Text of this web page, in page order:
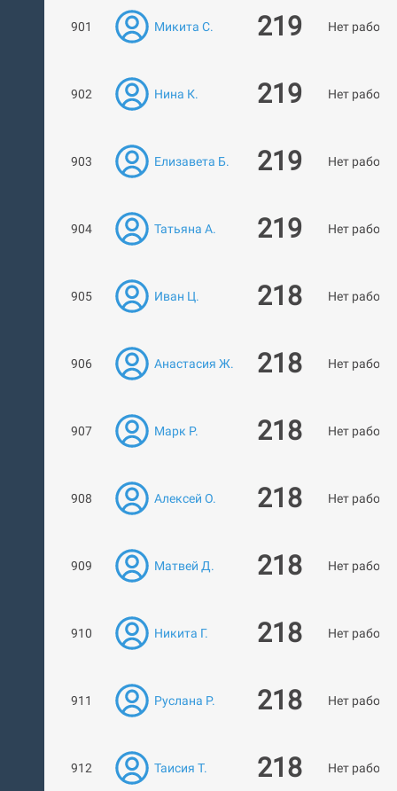
901 Микита С. 219 Нет работ
902 Нина К. 219 Нет работ
903 Елизавета Б. 219 Нет работ
904 Татьяна А. 219 Нет работ
905 Иван Ц. 218 Нет работ
906 Анастасия Ж. 218 Нет работ
907 Марк Р. 218 Нет работ
908 Алексей О. 218 Нет работ
909 Матвей Д. 218 Нет работ
910 Никита Г. 218 Нет работ
911 Руслана Р. 218 Нет работ
912 Таисия Т. 218 Нет работ